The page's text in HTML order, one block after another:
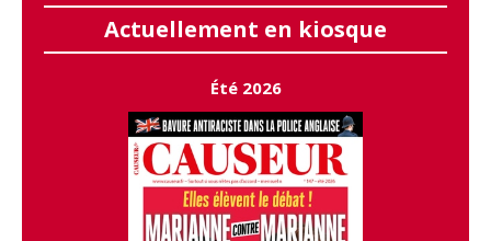
Actuellement en kiosque
Été 2026